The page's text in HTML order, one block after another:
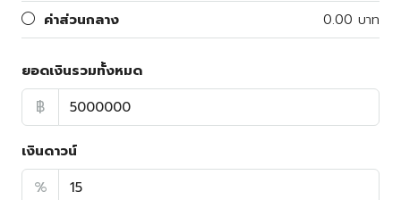
ค่าส่วนกลาง
0.00 บาท
ยอดเงินรวมทั้งหมด
฿
เงินดาวน์
%